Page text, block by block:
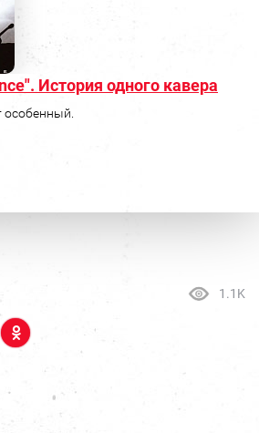
История одного кавера
особенный.
1.1K